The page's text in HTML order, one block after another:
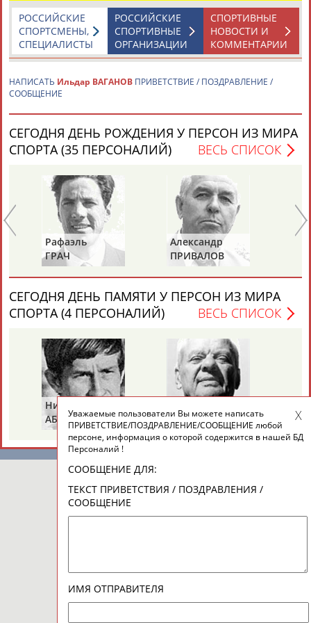
Игнатьев...
(Проект:Информационное агентство СТАДИОН
17.06.2011
На чемпионате России по боксу уверенно выглядят лидеры
...форме находятся лидеры – Альберт Селимов, Леонид
Костылев,Ильдар
тренер сборной...
25.04.2011
ТАБЛО АКТИВНОСТИ
Вопросы сотрудничества и совместной деятельностиinform@infosport.ru
Стадион, 1998-2026
Разработка и поддержка ООО НАИТ «Стадион»
Адресов в новостной рассылке: 996
Подпишись
СПОРТИВНЫЕ
НОВОСТИ И
КОММЕНТАРИИ
РОССИЙСКИЕ
СПОРТИВНЫЕ
ОРГАНИЗАЦИИ
РОССИЙСКИЕ
СПОРТСМЕНЫ,
СПЕЦИАЛИСТЫ
НАПИСАТЬ Ильдар ВАГАНОВ ПРИВЕТСТВИЕ / ПОЗДРАВЛЕНИЕ /
СООБЩЕНИЕ
СЕГОДНЯ ДЕНЬ РОЖДЕНИЯ У ПЕРСОН ИЗ МИРА
СПОРТА (35 ПЕРСОНАЛИЙ)
ВЕСЬ СПИСОК
Александр
ПРИВАЛОВ
Анатолий
ИОНОВ
СЕГОДНЯ ДЕНЬ ПАМЯТИ У ПЕРСОН ИЗ МИРА
СПОРТА (4 ПЕРСОНАЛИЙ)
ВЕСЬ СПИСОК
Борис
РАЗИНСКИЙ
ЗИНЧЕНКО
Уважаемые пользователи Вы можете написать
ПРИВЕТСТВИЕ/ПОЗДРАВЛЕНИЕ/СООБЩЕНИЕ любой
персоне, информация о которой содержится в нашей БД
Персоналий !
СООБЩЕНИЕ ДЛЯ:
ТЕКСТ ПРИВЕТСТВИЯ / ПОЗДРАВЛЕНИЯ /
СООБЩЕНИЕ
ИМЯ ОТПРАВИТЕЛЯ